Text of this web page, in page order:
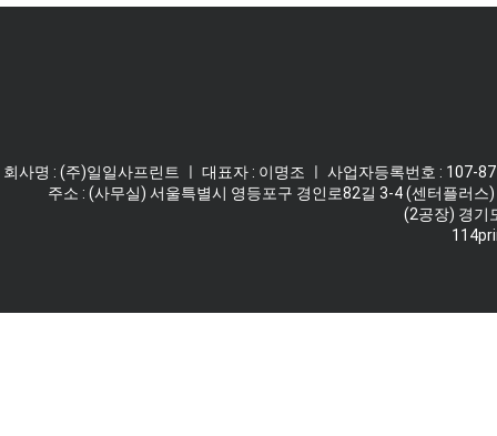
회사명 : (주)일일사프린트 ㅣ 대표자 : 이명조 ㅣ 사업자등록번호 :
주소 : (사무실) 서울특별시 영등포구 경인로82길 3-4 (센터플러
(2공장) 경기